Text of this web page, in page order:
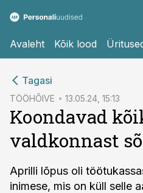
Avaleht Kõik lood
Tagasi
TÖÖHÕIVE 13.05.24, 15:13
Koondavad
valdkonnast
Aprilli lõpus oli
inimese, mis on küll selle